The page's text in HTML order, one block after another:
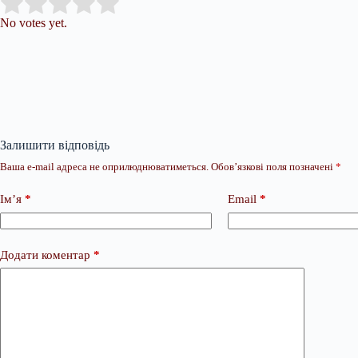
Rate this item:
No votes yet.
Залишити відповідь
Ваша e-mail адреса не оприлюднюватиметься. Обов’язкові поля позначені *
Ім’я * Email *
Додати коментар *